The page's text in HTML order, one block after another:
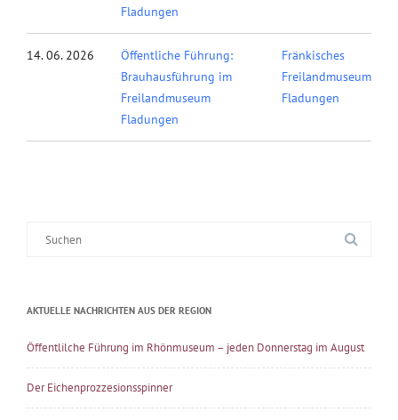
Fladungen
14. 06. 2026
Öffentliche Führung:
Brauhausführung im
Freilandmuseum
Fladungen
Fränkisches
Freilandmuseum
Fladungen
AKTUELLE NACHRICHTEN AUS DER REGION
Öffentlilche Führung im Rhönmuseum – jeden Donnerstag im August
Der Eichenprozzesionsspinner